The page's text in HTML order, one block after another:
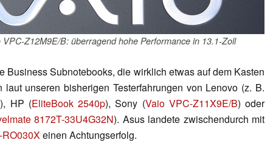
VPC-Z12M9E/B: überragend hohe Performance in 13.1-Zoll
Business Subnotebooks, die wirklich etwas auf dem Kasten
laut unseren bisherigen Testerfahrungen von Lenovo (z. B.
), HP (EliteBook 2540p), Sony (Vaio VPC-Z11X9E/B) oder
8172T-33U4G32N). Asus landete zwischendurch mit
einen Achtungserfolg.